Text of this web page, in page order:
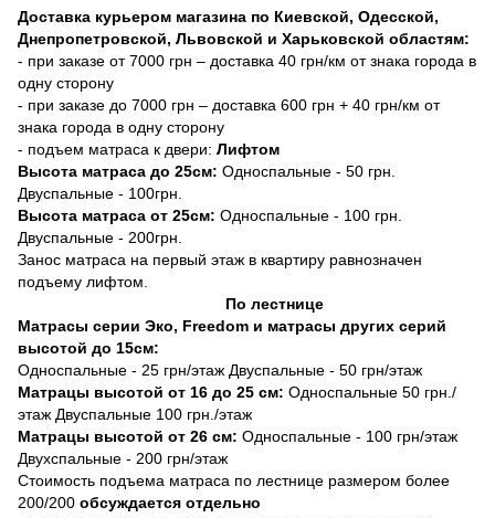
Доставка курьером магазина по Киевской, Одесской,
Днепропетровской, Львовской и Харьковской областям:
- при заказе от 7000 грн – доставка 40 грн/км от знака города в
одну сторону
- при заказе до 7000 грн – доставка 600 грн + 40 грн/км от
знака города в одну сторону
- подъем матраса к двери: Лифтом
Высота матраса до 25см: Односпальные - 50 грн.
Двуспальные - 100грн.
Высота матраса от 25см: Односпальные - 100 грн.
Двуспальные - 200грн.
Занос матраса на первый этаж в квартиру равнозначен
подъему лифтом.
По лестнице
Матрасы серии Эко, Freedom и матрасы других серий
высотой до 15см:
Односпальные - 25 грн/этаж Двуспальные - 50 грн/этаж
Матрацы высотой от 16 до 25 см: Односпальные 50 грн./
этаж Двуспальные 100 грн./этаж
Матрацы высотой от 26 см: Односпальные - 100 грн/этаж
Двухспальные - 200 грн/этаж
Стоимость подъема матраса по лестнице размером более
200/200 обсуждается отдельно